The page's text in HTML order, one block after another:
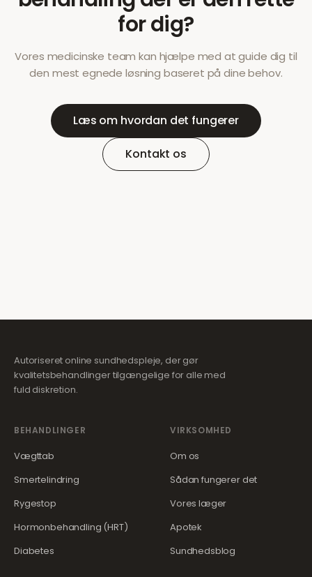
for dig?
Vores medicinske team kan hjælpe med at guide dig til
den mest egnede løsning baseret på dine behov.
Læs om hvordan det fungerer
Kontakt os
Autoriseret online sundhedspleje, der gør
kvalitetsbehandlinger tilgængelige for alle med
fuld diskretion.
BEHANDLINGER
Vægttab
Smertelindring
Rygestop
Hormonbehandling (HRT)
Diabetes
VIRKSOMHED
Om os
Sådan fungerer det
Vores læger
Apotek
Sundhedsblog